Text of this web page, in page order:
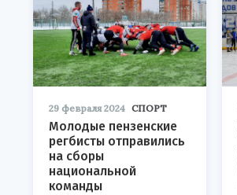
29 февраля 2024 СПОРТ
Молодые пензенские
регбисты отправились
на сборы
национальной
команды